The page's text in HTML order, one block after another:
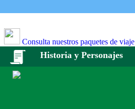
Consulta nuestros paquetes de viaje
Historia y Personajes